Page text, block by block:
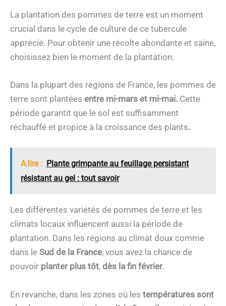
La plantation des pommes de terre est un moment
crucial dans le cycle de culture de ce tubercule
apprécié. Pour obtenir une récolte abondante et saine,
choisissez bien le moment de la plantation.
Dans la plupart des régions de France, les pommes de
terre sont plantées entre mi-mars et mi-mai. Cette
période garantit que le sol est suffisamment
réchauffé et propice à la croissance des plants.
A lire : Plante grimpante au feuillage persistant
résistant au gel : tout savoir
Les différentes variétés de pommes de terre et les
climats locaux influencent aussi la période de
plantation. Dans les régions au climat doux comme
dans le Sud de la France, vous avez la chance de
pouvoir planter plus tôt, dès la fin février.
En revanche, dans les zones où les températures sont